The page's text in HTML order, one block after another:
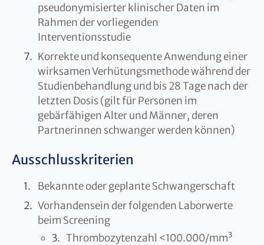
pseudonymisierter klinischer Daten im
Rahmen der vorliegenden
Interventionsstudie
Korrekte und konsequente Anwendung einer
wirksamen Verhütungsmethode während der
Studienbehandlung und bis 28 Tage nach der
letzten Dosis (gilt für Personen im
gebärfähigen Alter und Männer, deren
Partnerinnen schwanger werden können)
Ausschlusskriterien
Bekannte oder geplante Schwangerschaft
Vorhandensein der folgenden Laborwerte
beim Screening
Thrombozytenzahl <100.000/mm³